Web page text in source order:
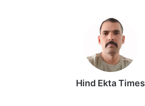
Hind Ekta Times